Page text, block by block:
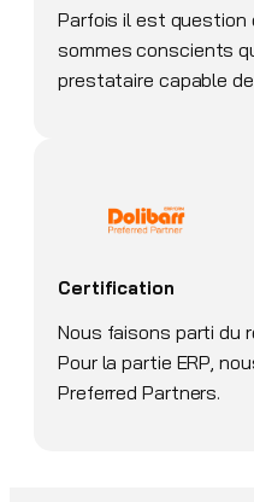
Parfois il est question
sommes conscients
prestataire capable
Certification
Nous faisons parti du
Pour la partie ERP,
Preferred Partners.